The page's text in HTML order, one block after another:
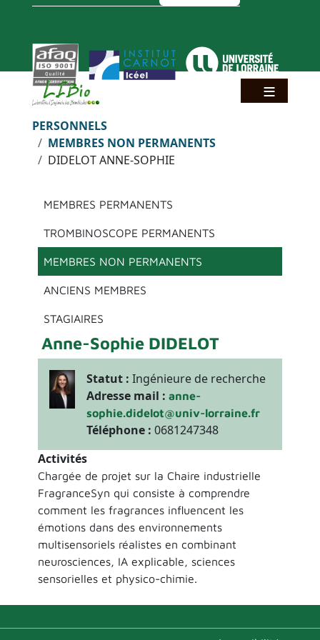
Aller au contenu principal
Fil d'Ariane
PERSONNELS
MEMBRES NON PERMANENTS
DIDELOT ANNE-SOPHIE
Menu principal
MEMBRES PERMANENTS
TROMBINOSCOPE PERMANENTS
MEMBRES NON PERMANENTS
ANCIENS MEMBRES
STAGIAIRES
Anne-Sophie DIDELOT
Statut : Ingénieure de recherche
Adresse mail : anne-
sophie.didelot@univ-lorraine.fr
Téléphone : 0681247348
Activités
Chargée de projet sur la Chaire industrielle
FragranceSyn qui consiste à comprendre
comment les fragrances influencent les
émotions dans des environnements
multisensoriels réalistes en combinant
neurosciences, IA explicable, sciences
sensorielles et physico-chimie.
Panneau de gestion des cookies